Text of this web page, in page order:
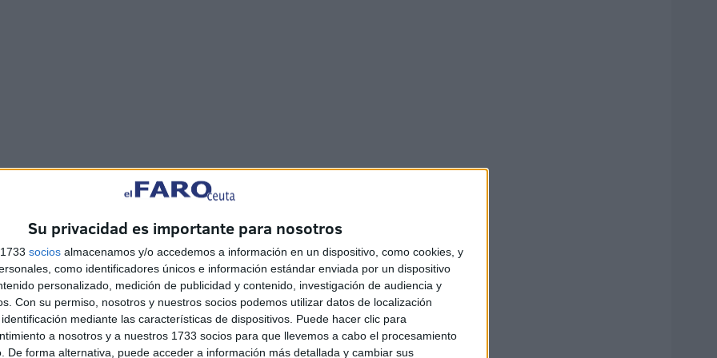
Su privacidad es importante para nosotros
socios almacenamos y/o accedemos a información en un dispositivo, como cookies, y
como identificadores únicos e información estándar enviada por un dispositivo
personalizado, medición de publicidad y contenido, investigación de audiencia y
Con su permiso, nosotros y nuestros socios podemos utilizar datos de localización
mediante las características de dispositivos. Puede hacer clic para
a nosotros y a nuestros 1733 socios para que llevemos a cabo el procesamiento
De forma alternativa, puede acceder a información más detallada y cambiar sus
integral informatizado que permite realizar un
De esta forma, los productos quedan
permiten una lectura rápida y sin errores.
respaldados por más de 20 años en el sector y
por la fuerza de sus recursos humanos, desde la
los dependientes, la administración, el encargado y
la empresa. “Somos una gran familia. Cuando llegué
y gracias a ellos y al esfuerzo diario Noor y Ramia